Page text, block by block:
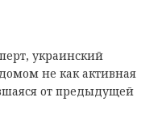
украинский
не как активная
от предыдущей